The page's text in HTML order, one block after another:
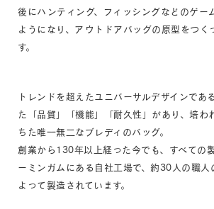
後にハンティング、フィッシングなどのゲー
ようになり、アウトドアバッグの原型をつく
す。
トレンドを超えたユニバーサルデザインであ
た「品質」「機能」「耐久性」があり、培わ
ちた唯一無二なブレディのバッグ。
創業から130年以上経った今でも、すべての
ーミンガムにある自社工場で、約30人の職人
よって製造されています。